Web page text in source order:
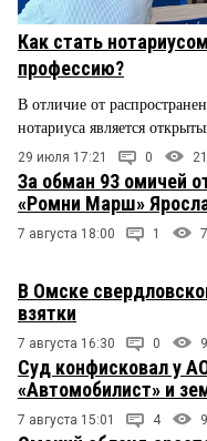
Как стать
профессию?
В отличие от
нотариуса является
29 июля 17:21 0
За обман 93 омичей
«Ромни Марш»
7 августа 18:00 1
В Омске
взятки
7 августа 16:30 0
Суд конфисковал у
«Автомобилист» и
7 августа 15:01 4